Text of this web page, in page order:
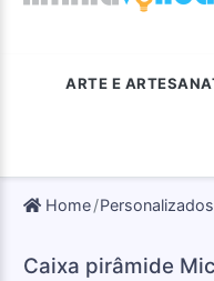
ARTE E
Home Personalizados
Caixa pirâmide